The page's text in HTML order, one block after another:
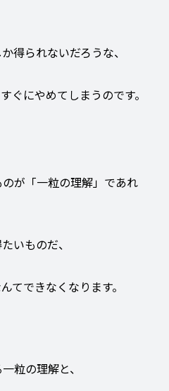
得られないだろうな、
ぐにやめてしまうのです。
が「一粒の理解」であれ
いものだ、
てできなくなります。
粒の理解と、